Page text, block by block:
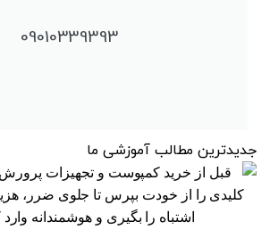
09010339393
جدیدترین مطالب آموزشی ما